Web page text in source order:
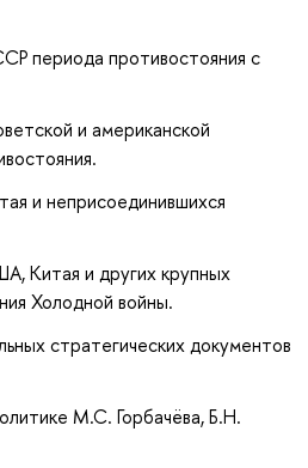
периода противостояния с
и американской
и неприсоединившихся
Китая и других крупных
Холодной войны.
стратегических документов
М.С. Горбачёва, Б.Н.